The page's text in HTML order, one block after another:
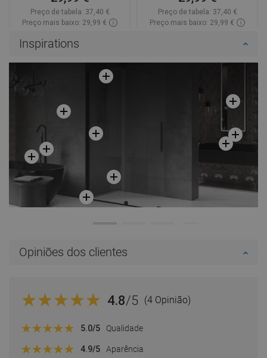
Preço de tabela: 37,40 €
Preço mais baixo: 29,99 €
Favoritos
Preço de tabela: 37,40 €
Preço mais baixo: 29,99 €
Inspirations
Opiniões dos clientes
4.8/5 (4 Opinião)
5.0/5 Qualidade
4.9/5 Aparência